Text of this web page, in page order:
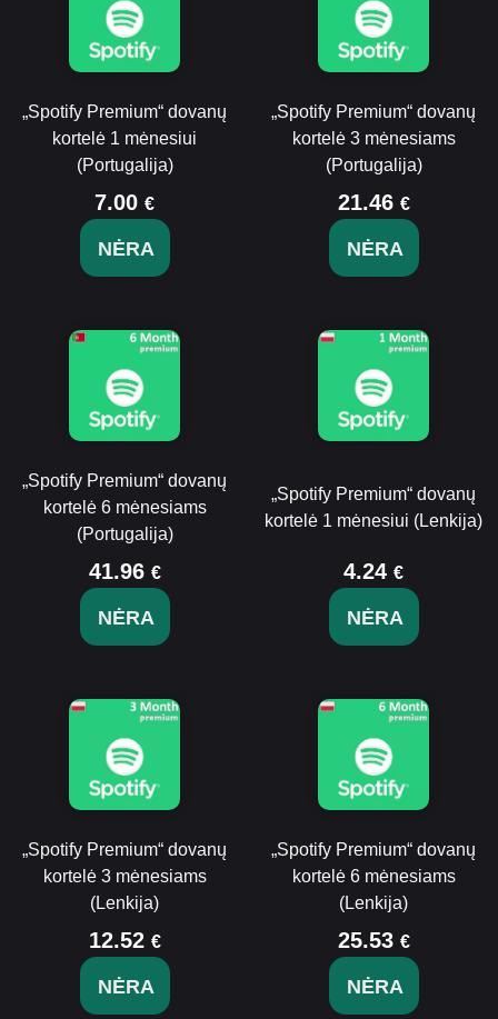
„Spotify Premium“ dovanų
kortelė 1 mėnesiui
(Portugalija)
7.00 €
NĖRA
„Spotify Premium“ dovanų
kortelė 3 mėnesiams
(Portugalija)
21.46 €
NĖRA
„Spotify Premium“ dovanų
kortelė 6 mėnesiams
(Portugalija)
41.96 €
NĖRA
„Spotify Premium“ dovanų
kortelė 1 mėnesiui (Lenkija)
4.24 €
NĖRA
„Spotify Premium“ dovanų
kortelė 3 mėnesiams
(Lenkija)
12.52 €
NĖRA
„Spotify Premium“ dovanų
kortelė 6 mėnesiams
(Lenkija)
25.53 €
NĖRA